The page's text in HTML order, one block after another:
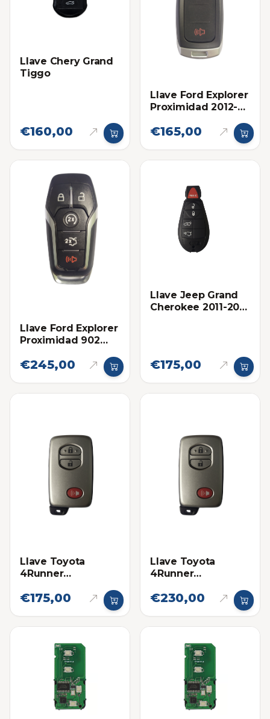
Llave Chery Grand
Tiggo
€160,00
Llave Ford Explorer
Proximidad 2012-
original
€165,00
Llave Ford Explorer
Proximidad 902
Original 2016-2019
€245,00
Llave Jeep Grand
Cherokee 2011-2013
€175,00
Llave Toyota
4Runner
€175,00
Llave Toyota
4Runner
Eléctronica original
€230,00